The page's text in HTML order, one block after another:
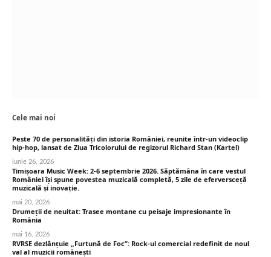
Cele mai noi
Peste 70 de personalități din istoria României, reunite într-un videoclip
hip-hop, lansat de Ziua Tricolorului de regizorul Richard Stan (Kartel)
iunie 26, 2026
Timișoara Music Week: 2-6 septembrie 2026. Săptămâna în care vestul
României își spune povestea muzicală completă, 5 zile de eferversceță
muzicală și inovație.
mai 20, 2026
Drumeții de neuitat: Trasee montane cu peisaje impresionante în
România
mai 16, 2026
RVRSE dezlănțuie „Furtună de Foc”: Rock-ul comercial redefinit de noul
val al muzicii românești